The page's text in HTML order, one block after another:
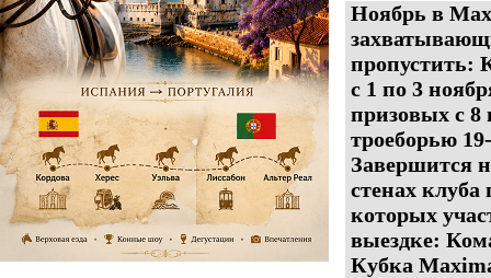
Ноябрь в
пропустить:
с 1 по 3
призовых с 8
троеборью
Завершится
стенах
которых
выездке:
Кубка